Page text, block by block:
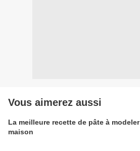
Vous aimerez aussi
La meilleure recette de pâte à modeler
maison